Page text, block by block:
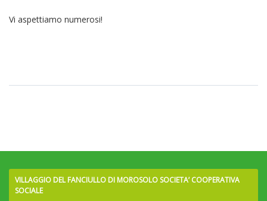
Vi aspettiamo numerosi!
VILLAGGIO DEL FANCIULLO DI MOROSOLO SOCIETA’ COOPERATIVA
SOCIALE